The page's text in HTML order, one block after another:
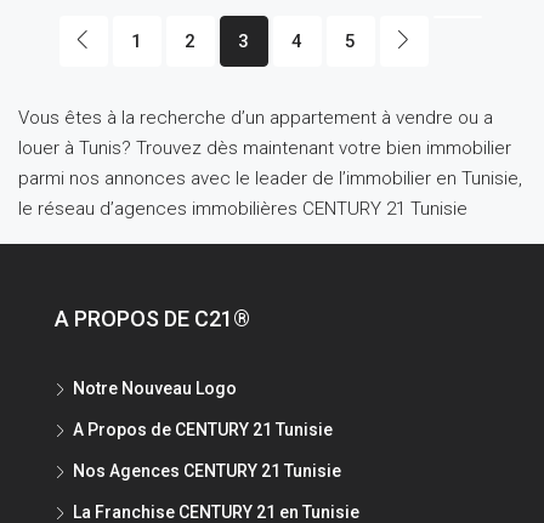
1 2 3 4 5
Vous êtes à la recherche d’un appartement à vendre ou a
louer à Tunis? Trouvez dès maintenant votre bien immobilier
parmi nos annonces avec le leader de l’immobilier en Tunisie,
le réseau d’agences immobilières CENTURY 21 Tunisie
A PROPOS DE C21®
Notre Nouveau Logo
A Propos de CENTURY 21 Tunisie
Nos Agences CENTURY 21 Tunisie
La Franchise CENTURY 21 en Tunisie